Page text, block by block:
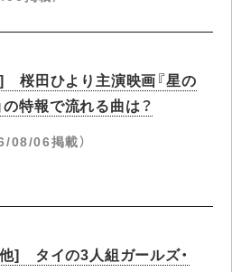
桜田ひより主演映画『星の
の特報で流れる曲は？
08/06掲載）
] タイの3人組ガールズ・